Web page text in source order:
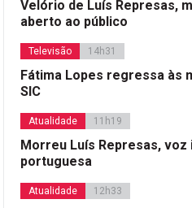
Velório de Luís Represas,
aberto ao público
Televisão 14h31
Fátima Lopes regressa às
SIC
Atualidade 11h19
Morreu Luís Represas,
portuguesa
Atualidade 12h33